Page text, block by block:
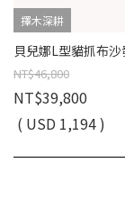
擇木深耕
NT$46,800
NT$39,800
( USD 1,194 )